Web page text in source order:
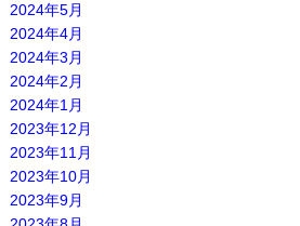
2024年5月
2024年4月
2024年3月
2024年2月
2024年1月
2023年12月
2023年11月
2023年10月
2023年9月